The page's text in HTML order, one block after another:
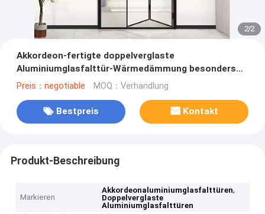
2/2
Akkordeon-fertigte doppelverglaste
Aluminiumglasfalttür-Wärmedämmung besonders
an
Preis：negotiable MOQ：Verhandlung
Bestpreis Kontakt
Produkt-Beschreibung
Markieren
Akkordeonaluminiumglasfalttüren,
Doppelverglaste
Aluminiumglasfalttüren